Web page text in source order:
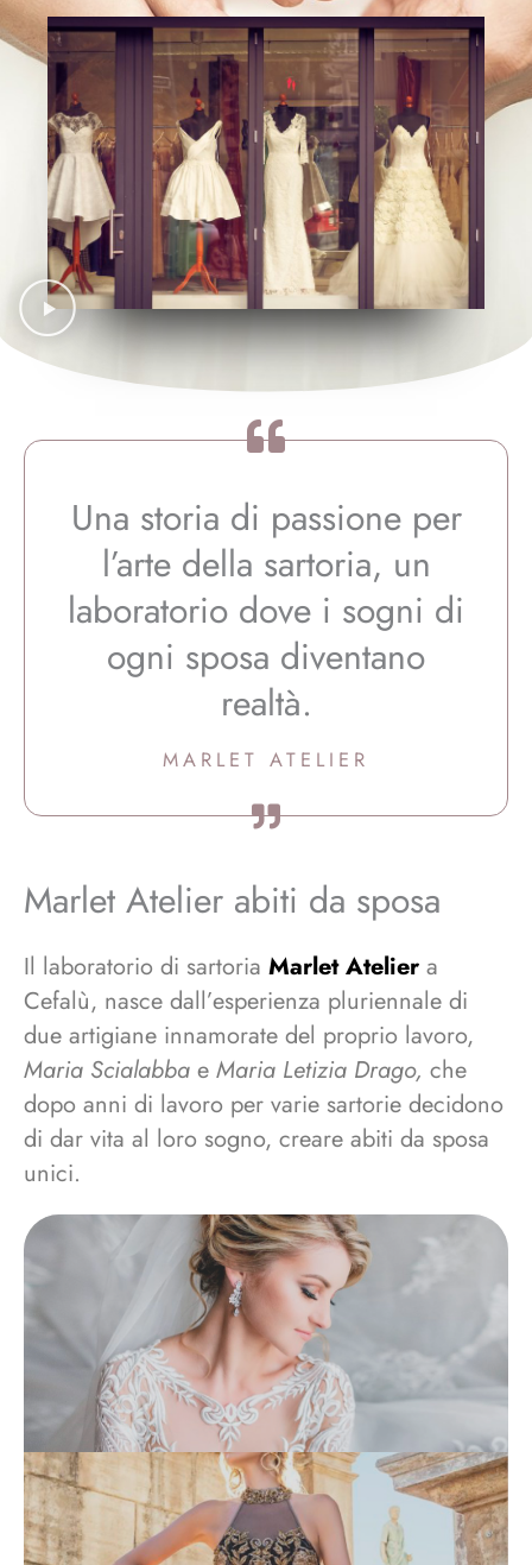
Una storia di passione per
l’arte della sartoria, un
laboratorio dove i sogni di
ogni sposa diventano
realtà.
MARLET ATELIER
Marlet Atelier abiti da sposa
Il laboratorio di sartoria Marlet Atelier a
Cefalù, nasce dall’esperienza pluriennale di
due artigiane innamorate del proprio lavoro,
Maria Scialabba e Maria Letizia Drago, che
dopo anni di lavoro per varie sartorie decidono
di dar vita al loro sogno, creare abiti da sposa
unici.